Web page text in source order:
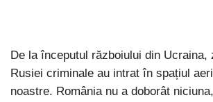
De la începutul războiului din Ucraina,
Rusiei criminale au intrat în spațiul
noastre. România nu a doborât